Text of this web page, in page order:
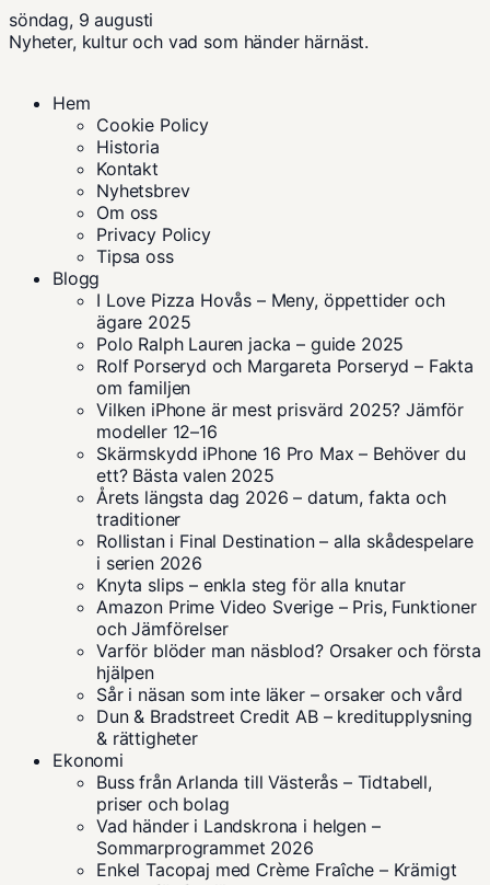
söndag, 9 augusti
Nyheter, kultur och vad som händer härnäst.
Hem
Cookie Policy
Historia
Kontakt
Nyhetsbrev
Om oss
Privacy Policy
Tipsa oss
Blogg
I Love Pizza Hovås – Meny, öppettider och
ägare 2025
Polo Ralph Lauren jacka – guide 2025
Rolf Porseryd och Margareta Porseryd – Fakta
om familjen
Vilken iPhone är mest prisvärd 2025? Jämför
modeller 12–16
Skärmskydd iPhone 16 Pro Max – Behöver du
ett? Bästa valen 2025
Årets längsta dag 2026 – datum, fakta och
traditioner
Rollistan i Final Destination – alla skådespelare
i serien 2026
Knyta slips – enkla steg för alla knutar
Amazon Prime Video Sverige – Pris, Funktioner
och Jämförelser
Varför blöder man näsblod? Orsaker och första
hjälpen
Sår i näsan som inte läker – orsaker och vård
Dun & Bradstreet Credit AB – kreditupplysning
& rättigheter
Ekonomi
Buss från Arlanda till Västerås – Tidtabell,
priser och bolag
Vad händer i Landskrona i helgen –
Sommarprogrammet 2026
Enkel Tacopaj med Crème Fraîche – Krämigt